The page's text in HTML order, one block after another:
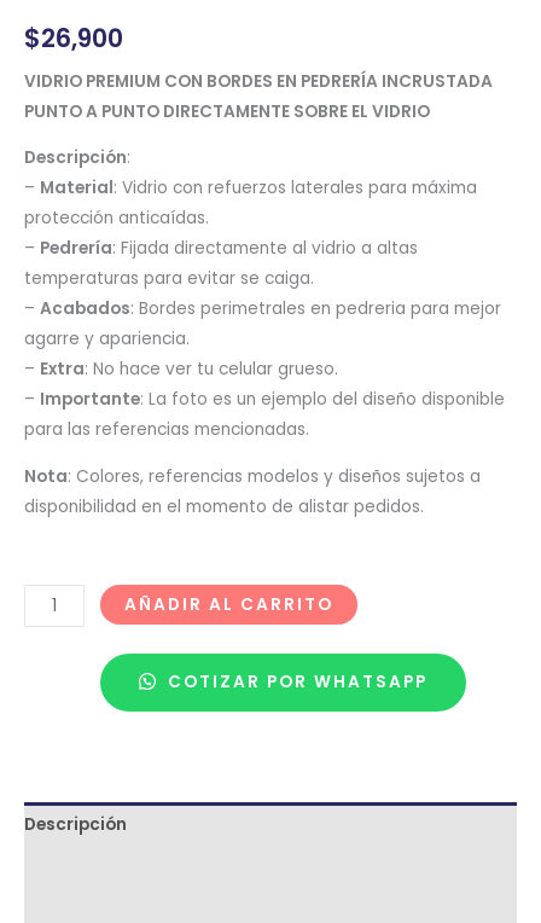
$26,900
VIDRIO PREMIUM CON BORDES EN PEDRERÍA INCRUSTADA
PUNTO A PUNTO DIRECTAMENTE SOBRE EL VIDRIO
Descripción:
– Material: Vidrio con refuerzos laterales para máxima
protección anticaídas.
– Pedrería: Fijada directamente al vidrio a altas
temperaturas para evitar se caiga.
– Acabados: Bordes perimetrales en pedreria para mejor
agarre y apariencia.
– Extra: No hace ver tu celular grueso.
– Importante: La foto es un ejemplo del diseño disponible
para las referencias mencionadas.
Nota: Colores, referencias modelos y diseños sujetos a
disponibilidad en el momento de alistar pedidos.
AÑADIR AL CARRITO
COTIZAR POR WHATSAPP
Descripción